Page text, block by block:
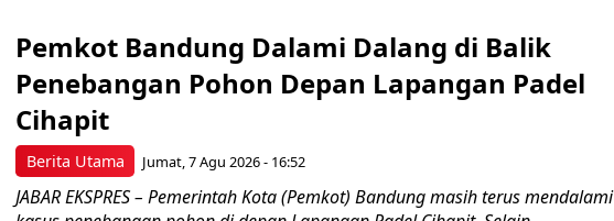
Berita Utama
Pemkot Bandung Dalami Dalang di Balik
Penebangan Pohon Depan Lapangan Padel
Cihapit
Jumat, 7 Agu 2026 - 16:52
JABAR EKSPRES – Pemerintah Kota (Pemkot) Bandung masih terus mendalami